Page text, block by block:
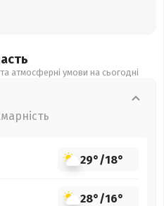
атмосферні умови на сьогодні
29°/18°
28°/16°